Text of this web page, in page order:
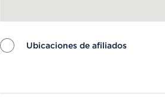
Ubicaciones de afiliados